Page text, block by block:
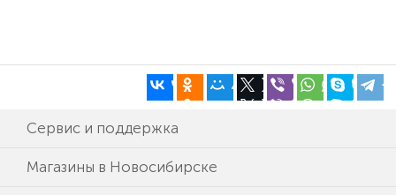
Сервис и поддержка
Магазины в Новосибирске